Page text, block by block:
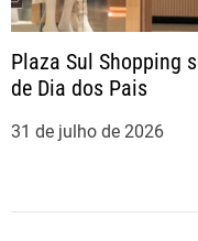
Plaza Sul Shopping
de Dia dos Pais
31 de julho de 2026